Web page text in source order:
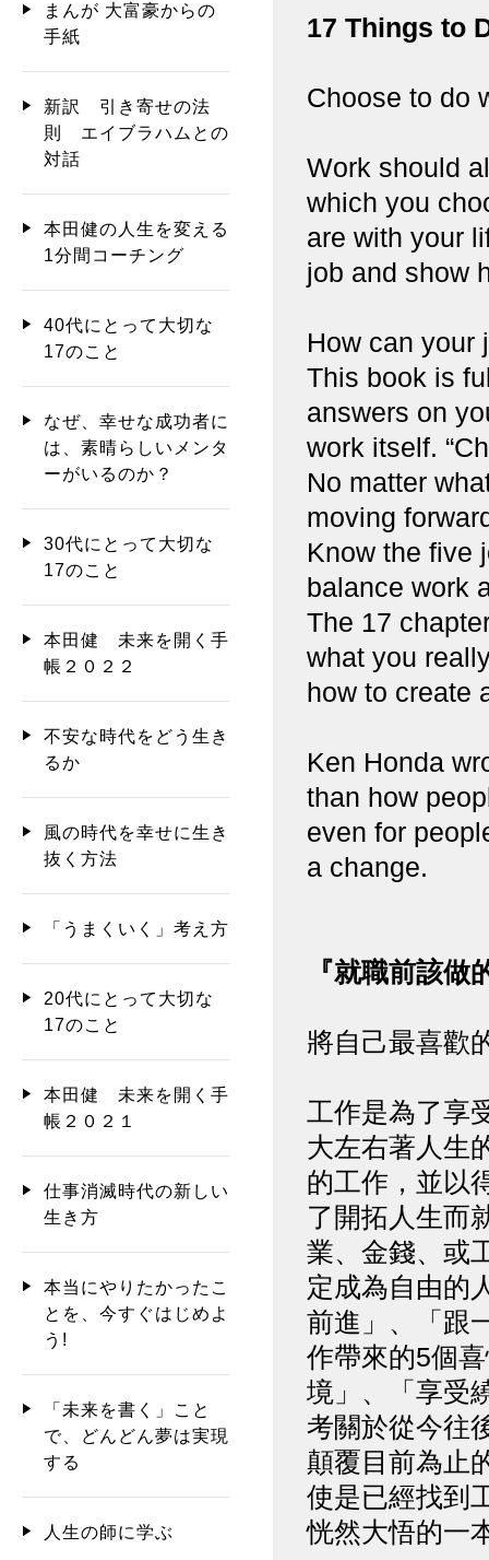
17 Things to
Choose to do
Work should
which you
are with your
job and show
How can your
This book is
answers on
work itself.
No matter
moving
Know the five
balance work
The 17
what you
how to create
Ken Honda
than how
even for
a change.
『就職前該做
將自己最喜歡
工作是為了享
大左右著人生
的工作，並以
了開拓人生而
業、金錢、或
定成為自由的
前進」、「跟
作帶來的5個
境」、「享受
考關於從今往
顛覆目前為止
使是已經找到
恍然大悟的一
まんが 大富豪からの
手紙
新訳 引き寄せの法
則 エイブラハムとの
対話
本田健の人生を変える
1分間コーチング
40代にとって大切な
17のこと
なぜ、幸せな成功者に
は、素晴らしいメンタ
ーがいるのか？
30代にとって大切な
17のこと
本田健 未来を開く手
帳２０２２
不安な時代をどう生き
るか
風の時代を幸せに生き
抜く方法
「うまくいく」考え方
20代にとって大切な
17のこと
本田健 未来を開く手
帳２０２１
仕事消滅時代の新しい
生き方
本当にやりたかったこ
とを、今すぐはじめよ
う!
「未来を書く」こと
で、どんどん夢は実現
する
人生の師に学ぶ